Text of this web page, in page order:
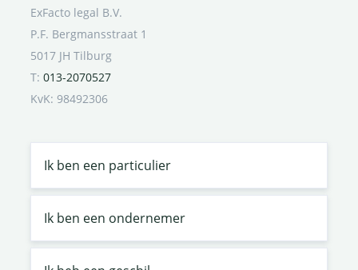
ExFacto legal B.V.
P.F. Bergmansstraat 1
5017 JH Tilburg
T: 013-2070527
KvK: 98492306
Ik ben een particulier
Ik ben een ondernemer